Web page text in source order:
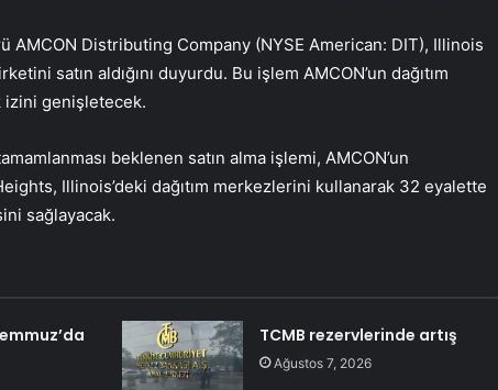
AMCON Distributing Company (NYSE American: DIT), Illinois
satın aldığını duyurdu. Bu işlem AMCON’un dağıtım
izini genişletecek.
beklenen satın alma işlemi, AMCON’un
Illinois’deki dağıtım merkezlerini kullanarak 32 eyalette
sağlayacak.
TCMB rezervlerinde artış
Ağustos 7, 2026